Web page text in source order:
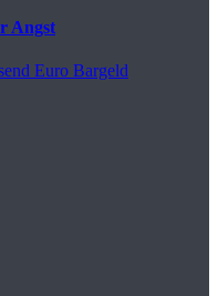
Angst
Euro Bargeld